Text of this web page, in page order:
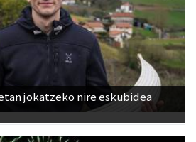
jokatzeko nire eskubidea